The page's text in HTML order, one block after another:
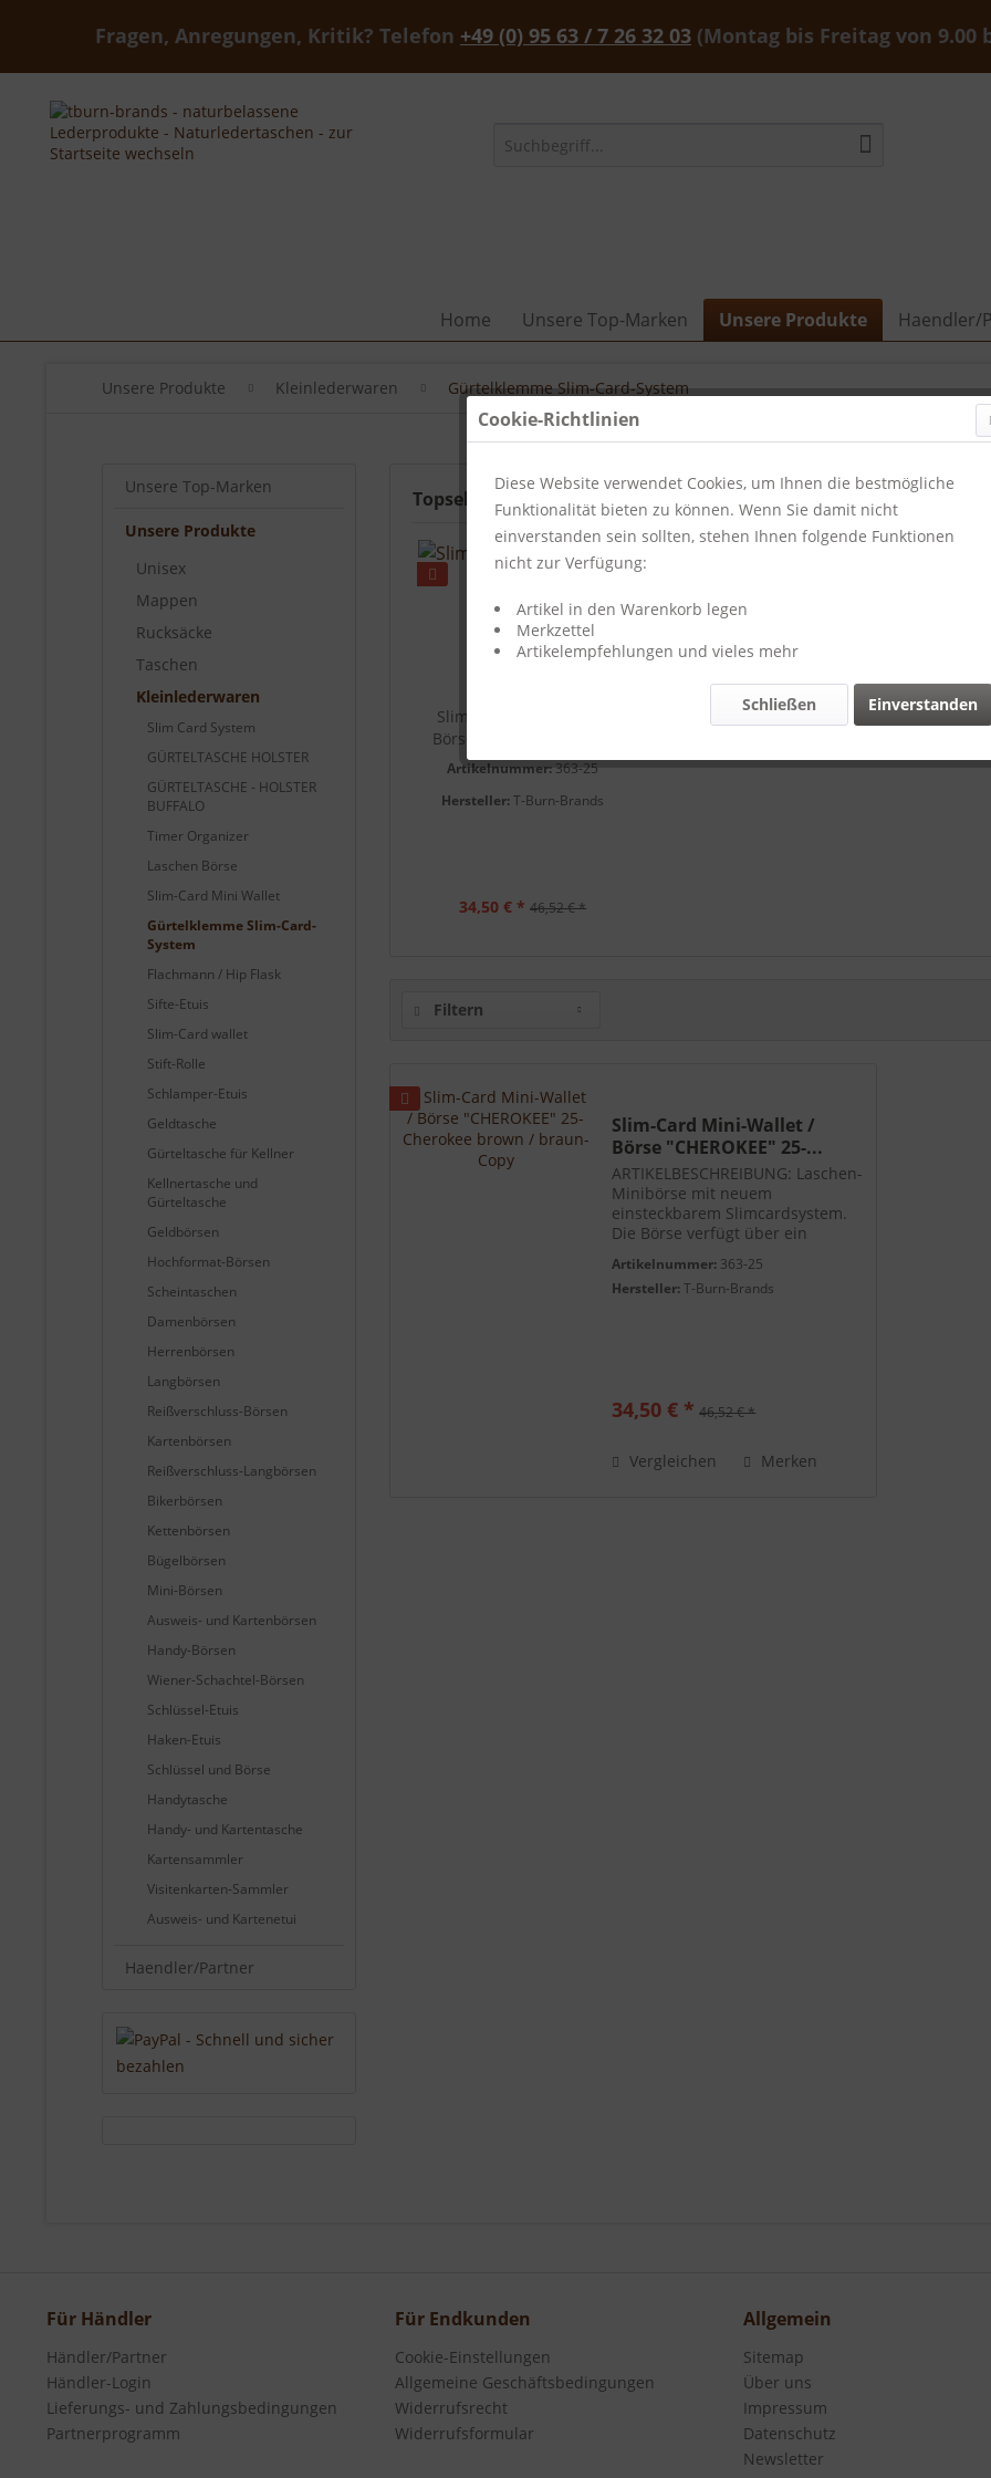
Fragen, Anregungen, Kritik? Telefon +49 (0) 95 63 / 7 26 32 03 (Montag bis Freitag von 9.00
Home Unsere Top-Marken Unsere Produkte Haendler/
Unsere Produkte Kleinlederwaren Gürtelklemme Slim-Card-System
Unsere Top-Marken
Unsere Produkte
Unisex
Mappen
Rucksäcke
Taschen
Kleinlederwaren
Slim Card System
GÜRTELTASCHE HOLSTER
GÜRTELTASCHE - HOLSTER
BUFFALO
Timer Organizer
Laschen Börse
Slim-Card Mini Wallet
Gürtelklemme Slim-Card-
System
Flachmann / Hip Flask
Sifte-Etuis
Slim-Card wallet
Stift-Rolle
Schlamper-Etuis
Geldtasche
Gürteltasche für Kellner
Kellnertasche und
Gürteltasche
Geldbörsen
Hochformat-Börsen
Scheintaschen
Damenbörsen
Herrenbörsen
Langbörsen
Reißverschluss-Börsen
Kartenbörsen
Reißverschluss-Langbörsen
Bikerbörsen
Kettenbörsen
Bügelbörsen
Mini-Börsen
Ausweis- und Kartenbörsen
Handy-Börsen
Wiener-Schachtel-Börsen
Schlüssel-Etuis
Haken-Etuis
Schlüssel und Börse
Handytasche
Handy- und Kartentasche
Kartensammler
Visitenkarten-Sammler
Ausweis- und Kartenetui
Haendler/Partner
Topseller
Slim-Card Mini-Wallet /
Börse "CHEROKEE" 25-...
Artikelnummer: 363-25
Hersteller:T-Burn-Brands
34,50 € * 46,52 € *
Filtern
Slim-Card Mini-Wallet /
Börse "CHEROKEE" 25-...
ARTIKELBESCHREIBUNG: Laschen-
Minibörse mit neuem
einsteckbarem Slimcardsystem.
Die Börse verfügt über ein
Münzfach - Leder gefüttert, 4
Kartenfächer mit Druckknopf
Artikelnummer: 363-25
Hersteller:T-Burn-Brands
34,50 € * 46,52 € *
Vergleichen Merken
Für Händler
Händler/Partner
Händler-Login
Lieferungs- und Zahlungsbedingungen
Partnerprogramm
Für Endkunden
Cookie-Einstellungen
Allgemeine Geschäftsbedingungen
Widerrufsrecht
Widerrufsformular
Allgemein
Sitemap
Über uns
Impressum
Datenschutz
Newsletter
Cookie-Richtlinien
Diese Website verwendet Cookies, um Ihnen die bestmögliche
Funktionalität bieten zu können. Wenn Sie damit nicht
einverstanden sein sollten, stehen Ihnen folgende Funktionen
nicht zur Verfügung:
Artikel in den Warenkorb legen
Merkzettel
Artikelempfehlungen und vieles mehr
Einverstanden
Schließen